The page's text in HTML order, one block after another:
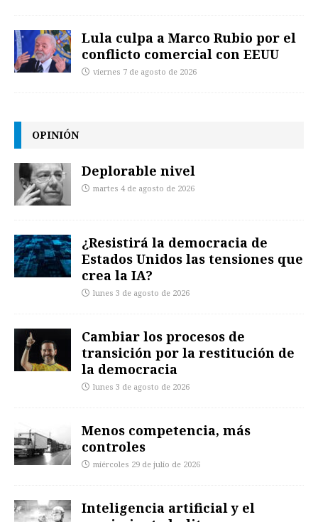
Lula culpa a Marco Rubio por el
conflicto comercial con EEUU
viernes 7 de agosto de 2026
OPINIÓN
Deplorable nivel
martes 4 de agosto de 2026
¿Resistirá la democracia de
Estados Unidos las tensiones que
crea la IA?
lunes 3 de agosto de 2026
Cambiar los procesos de
transición por la restitución de
la democracia
lunes 3 de agosto de 2026
Menos competencia, más
controles
miércoles 29 de julio de 2026
Inteligencia artificial y el